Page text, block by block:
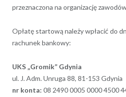
przeznaczona na organizację
Opłatę startową należy wpłacić do
rachunek bankowy:
UKS „Gromik” Gdynia
ul. J. Adm. Unruga 88, 81-153 Gdynia
nr konta: 08 2490 0005 0000 4500